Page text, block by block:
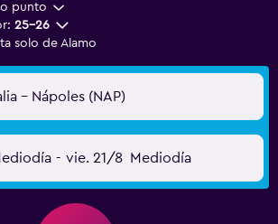
punto
25-26
solo de Alamo
- Nápoles (NAP)
- vie. 21/8 Mediodía